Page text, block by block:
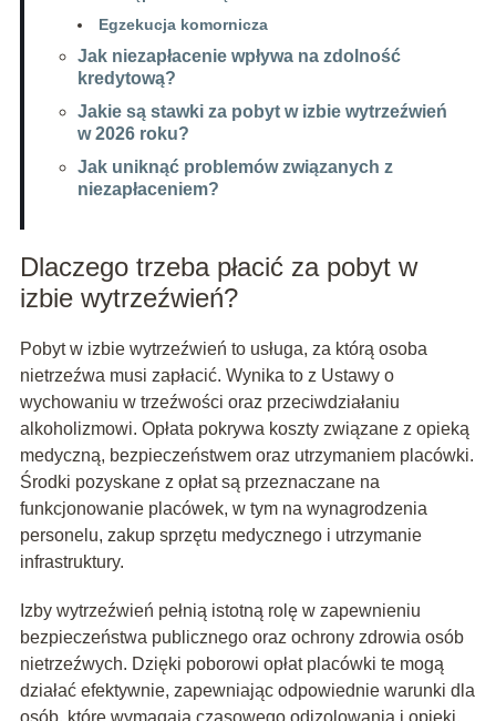
Egzekucja komornicza
Jak niezapłacenie wpływa na zdolność
kredytową?
Jakie są stawki za pobyt w izbie wytrzeźwień
w 2026 roku?
Jak uniknąć problemów związanych z
niezapłaceniem?
Dlaczego trzeba płacić za pobyt w
izbie wytrzeźwień?
Pobyt w izbie wytrzeźwień to usługa, za którą osoba
nietrzeźwa musi zapłacić. Wynika to z Ustawy o
wychowaniu w trzeźwości oraz przeciwdziałaniu
alkoholizmowi. Opłata pokrywa koszty związane z opieką
medyczną, bezpieczeństwem oraz utrzymaniem placówki.
Środki pozyskane z opłat są przeznaczane na
funkcjonowanie placówek, w tym na wynagrodzenia
personelu, zakup sprzętu medycznego i utrzymanie
infrastruktury.
Izby wytrzeźwień pełnią istotną rolę w zapewnieniu
bezpieczeństwa publicznego oraz ochrony zdrowia osób
nietrzeźwych. Dzięki poborowi opłat placówki te mogą
działać efektywnie, zapewniając odpowiednie warunki dla